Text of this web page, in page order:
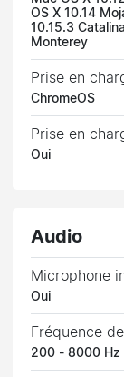
OS X 10.14
10.15.3
Monterey
Prise en
ChromeOS
Prise en
Oui
Audio
Microphone
Oui
Fréquence
200 - 8000 Hz